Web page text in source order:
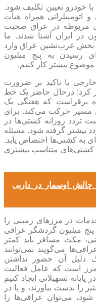
با خودرو تعیین تکلیف شود.
اتومبیلرانی همراه هیأت
مربوطه در عراق صحبت
در ایران آشنا شدند. ما
از بخش عرب‌نشین عراق وارد
رسیدن به پنج میلیون
بیشتر کار کنیم.
با تاکید بر ضرورت
کرد: درحال حاضر یک خط
برقراست که هفتگی یک
نفر در این مسیر حرکت می‌کند. برای
تردد روزانه کشتی‌ها در
بیشتر گرفته شود. مسئله
به کشتی‌ها اختصاص یابد.
کشتی‌های متناسب بیشتری
اوسمار در داربی
در مرز‌های زمینی را
میلیون گردشگر عراقی
مکث مسافر باید کمتر
می‌گویند نمی‌توانند
یک دلیل آن حضور نداشتن
مرز است که عامل فعالیت
تسهیلاتی ایجاد کنیم
را بدست بیاورند، و یا در
می‌توان عراقی‌ها را